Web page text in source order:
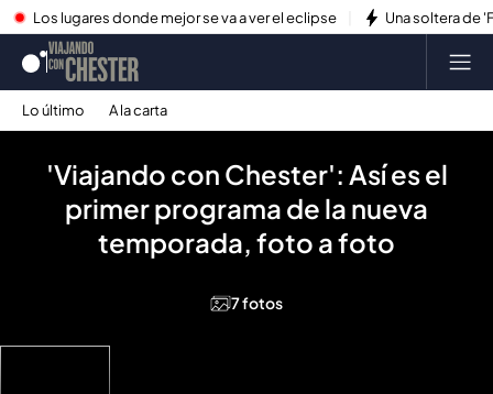
Los lugares donde mejor se va a ver el eclipse Una soltera de
Lo último A la carta
'Viajando con Chester': Así es el
primer programa de la nueva
temporada, foto a foto
7 fotos